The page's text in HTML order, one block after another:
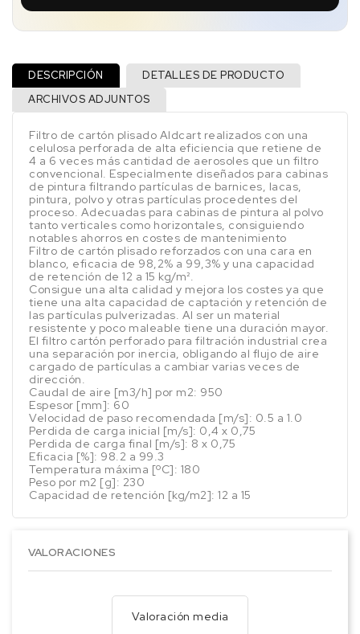
DESCRIPCIÓN
DETALLES DE PRODUCTO
ARCHIVOS ADJUNTOS
Filtro de cartón plisado Aldcart realizados con una
celulosa perforada de alta eficiencia que retiene de
4 a 6 veces más cantidad de aerosoles que un filtro
convencional. Especialmente diseñados para cabinas
de pintura filtrando partículas de barnices, lacas,
pintura, polvo y otras partículas procedentes del
proceso. Adecuadas para cabinas de pintura al polvo
tanto verticales como horizontales, consiguiendo
notables ahorros en costes de mantenimiento
Filtro de cartón plisado reforzados con una cara en
blanco, eficacia de 98,2% a 99,3% y una capacidad
de retención de 12 a 15 kg/m².
Consigue una alta calidad y mejora los costes ya que
tiene una alta capacidad de captación y retención de
las partículas pulverizadas. Al ser un material
resistente y poco maleable tiene una duración mayor.
El filtro cartón perforado para filtración industrial crea
una separación por inercia, obligando al flujo de aire
cargado de partículas a cambiar varias veces de
dirección.
Caudal de aire [m3/h] por m2: 950
Espesor [mm]: 60
Velocidad de paso recomendada [m/s]: 0.5 a 1.0
Perdida de carga inicial [m/s]: 0,4 x 0,75
Perdida de carga final [m/s]: 8 x 0,75
Eficacia [%]: 98.2 a 99.3
Temperatura máxima [ºC]: 180
Peso por m2 [g]: 230
Capacidad de retención [kg/m2]: 12 a 15
VALORACIONES
Valoración media